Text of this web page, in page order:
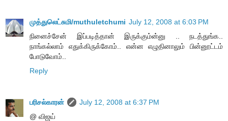
முத்துலெட்சுமி/muthuletchumi July 12, 2008 at 6:03 PM
நினைச்சேன் இப்படித்தான் இருக்கும்ன்னு .. நடத்துங்க..
நாங்கல்லாம் எதுக்கிருக்கோம்.. என்ன எழுதினாலும் பின்னூட்டம்
போடுவோம்..
Reply
பரிசல்காரன்
July 12, 2008 at 6:37 PM
@ விஜய்